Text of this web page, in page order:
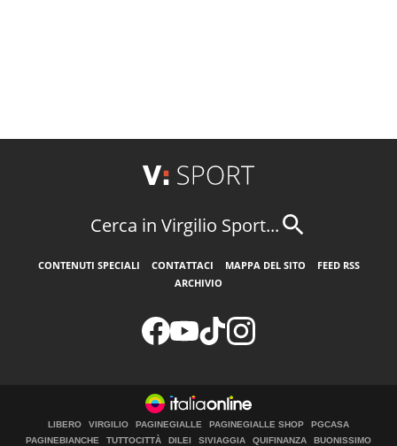
Cerca in Virgilio Sport...
CONTENUTI SPECIALI CONTATTACI MAPPA DEL SITO
FEED RSS
ARCHIVIO
LIBERO VIRGILIO PAGINEGIALLE PAGINEGIALLE SHOP
PGCASA
PAGINEBIANCHE
TUTTOCITTÀ DILEI SIVIAGGIA QUIFINANZA BUONISSIMO